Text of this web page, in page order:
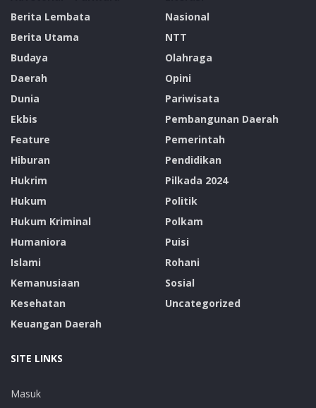
Berita Lembata
Berita Utama
Budaya
Daerah
Dunia
Ekbis
Feature
Hiburan
Hukrim
Hukum
Hukum Kriminal
Humaniora
Islami
Kemanusiaan
Kesehatan
Keuangan Daerah
Nasional
NTT
Olahraga
Opini
Pariwisata
Pembangunan Daerah
Pemerintah
Pendidikan
Pilkada 2024
Politik
Polkam
Puisi
Rohani
Sosial
Uncategorized
SITE LINKS
Masuk